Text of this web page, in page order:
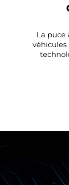
La puce
véhicules